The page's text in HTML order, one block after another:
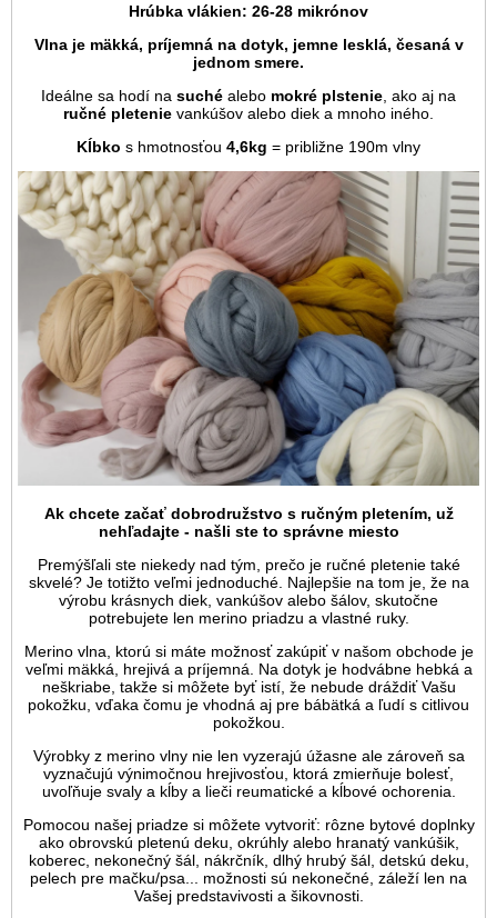
Hrúbka vlákien: 26-28 mikrónov
Vlna je mäkká, príjemná na dotyk, jemne lesklá, česaná v
jednom smere.
Ideálne sa hodí na suché alebo mokré plstenie , ako aj na
ručné pletenie vankúšov alebo diek a mnoho iného.
Kĺbko s hmotnosťou 4,6kg = približne 190m vlny
Ak chcete začať dobrodružstvo s ručným pletením, už
nehľadajte - našli ste to správne miesto
Premýšľali ste niekedy nad tým, prečo je ručné pletenie také
skvelé? Je totižto veľmi jednoduché. Najlepšie na tom je, že na
výrobu krásnych diek, vankúšov alebo šálov, skutočne
potrebujete len merino priadzu a vlastné ruky.
Merino vlna, ktorú si máte možnosť zakúpiť v našom obchode je
veľmi mäkká, hrejivá a príjemná. Na dotyk je hodvábne hebká a
neškriabe, takže si môžete byť istí, že nebude dráždiť Vašu
pokožku, vďaka čomu je vhodná aj pre bábätká a ľudí s citlivou
pokožkou.
Výrobky z merino vlny nie len vyzerajú úžasne ale zároveň sa
vyznačujú výnimočnou hrejivosťou, ktorá zmierňuje bolesť,
uvoľňuje svaly a kĺby a lieči reumatické a kĺbové ochorenia.
Pomocou našej priadze si môžete vytvoriť: rôzne bytové doplnky
ako obrovskú pletenú deku, okrúhly alebo hranatý vankúšik,
koberec, nekonečný šál, nákrčník, dlhý hrubý šál, detskú deku,
pelech pre mačku/psa... možnosti sú nekonečné, záleží len na
Vašej predstavivosti a šikovnosti.